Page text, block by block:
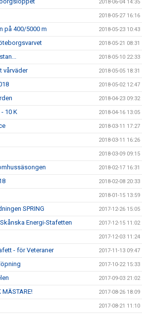
2018-06-04 14:35
2018-05-27 16:16
på 400/5000 m 2018-05-23 10:43
2018-05-21 08:31
2018-05-10 22:33
vårväder 2018-05-05 18:31
2018-05-02 12:47
2018-04-23 09:32
10 K 2018-04-16 13:05
2018-03-11 17:27
2018-03-11 16:26
2018-03-09 09:15
2018-02-17 16:31
2018-02-08 20:33
2018-01-15 13:59
SPRING 2017-12-26 15:05
Energi-Stafetten 2017-12-15 11:02
2017-12-03 11:24
- för Veteraner 2017-11-13 09:47
2017-10-22 15:33
2017-09-03 21:02
MÄSTARE! 2017-08-26 18:09
2017-08-21 11:10